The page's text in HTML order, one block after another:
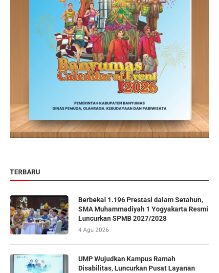
TERBARU
Berbekal 1.196 Prestasi dalam Setahun,
SMA Muhammadiyah 1 Yogyakarta Resmi
Luncurkan SPMB 2027/2028
4 Agu 2026
UMP Wujudkan Kampus Ramah
Disabilitas, Luncurkan Pusat Layanan